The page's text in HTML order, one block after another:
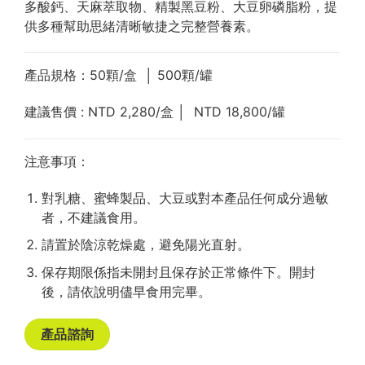
多酸鈣、天麻萃取物、精製黑豆粉、大豆卵磷脂粉，提
供多種幫助思緒清晰敏捷之完整營養素。
產品規格：50顆/盒 │ 500顆/罐
建議售價 : NTD 2,280/盒 │ NTD 18,800/罐
注意事項：
對乳糖、蜜蜂製品、大豆或對本產品任何成分過敏
者，不建議食用。
請置於陰涼乾燥處，避免陽光直射。
保存期限係指未開封且保存於正常條件下。開封
後，請依說明儘早食用完畢。
產品諮詢